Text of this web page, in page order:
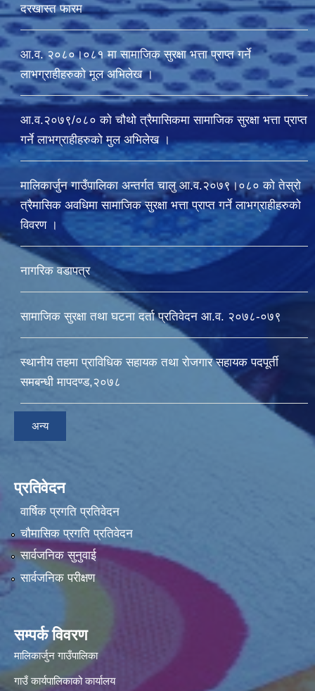
दरखास्त फारम
आ.व. २०८०।०८१ मा सामाजिक सुरक्षा भत्ता प्राप्त गर्ने
लाभग्राहीहरुको मूल अभिलेख ।
आ.व.२०७९/०८० को चौथो त्रैमासिकमा सामाजिक सुरक्षा भत्ता प्राप्त
गर्ने लाभग्राहीहरुको मुल अभिलेख ।
मालिकार्जुन गाउँपालिका अन्तर्गत चालु आ‍.व.२०७९।०८० को तेस्रो
त्रैमासिक अवधिमा सामाजिक सुरक्षा भत्ता प्राप्त गर्ने लाभग्राहीहरुको
विवरण ।
नागरिक वडापत्र
सामाजिक सुरक्षा तथा घटना दर्ता प्रतिवेदन आ.व. २०७८-०७९
स्थानीय तहमा प्राविधिक सहायक तथा रोजगार सहायक पदपूर्ती
समबन्धी मापदण्ड,२०७८
अन्य
प्रतिवेदन
वार्षिक प्रगति प्रतिवेदन
चौमासिक प्रगति प्रतिवेदन
सार्वजनिक सुनुवाई
सार्वजनिक परीक्षण
सम्पर्क विवरण
मालिकार्जुन गाउँपालिका
गाउँ कार्यपालिकाको कार्यालय